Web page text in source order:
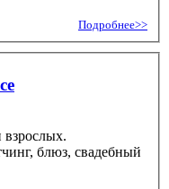
Подробнее>>
взрослых.
блюз, свадебный